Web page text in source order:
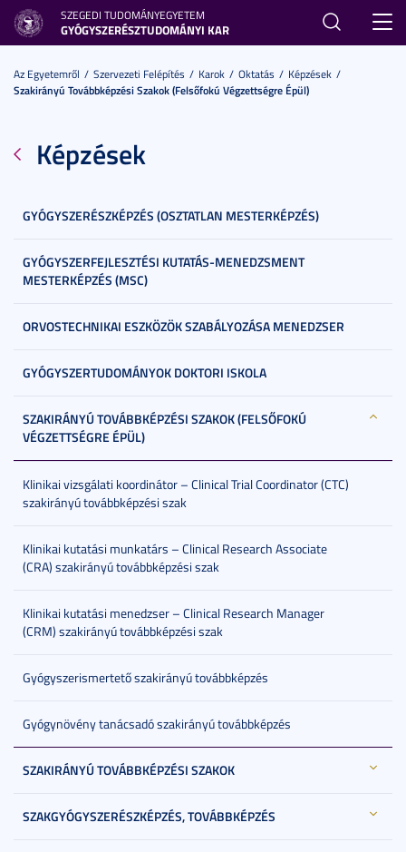
SZEGEDI TUDOMÁNYEGYETEM
GYÓGYSZERÉSZTUDOMÁNYI KAR
Az Egyetemről Szervezeti Felépítés Karok Oktatás
Képzések
Szakirányú Továbbképzési Szakok (felsőfokú Végzettségre Épül)
Képzések
GYÓGYSZERÉSZKÉPZÉS (OSZTATLAN MESTERKÉPZÉS)
GYÓGYSZERFEJLESZTÉSI KUTATÁS-MENEDZSMENT
MESTERKÉPZÉS (MSC)
ORVOSTECHNIKAI ESZKÖZÖK SZABÁLYOZÁSA MENEDZSER
GYÓGYSZERTUDOMÁNYOK DOKTORI ISKOLA
SZAKIRÁNYÚ TOVÁBBKÉPZÉSI SZAKOK (FELSŐFOKÚ
VÉGZETTSÉGRE ÉPÜL)
Klinikai vizsgálati koordinátor – Clinical Trial Coordinator (CTC)
szakirányú továbbképzési szak
Klinikai kutatási munkatárs – Clinical Research Associate
(CRA) szakirányú továbbképzési szak
Klinikai kutatási menedzser – Clinical Research Manager
(CRM) szakirányú továbbképzési szak
Gyógyszerismertető szakirányú továbbképzés
Gyógynövény tanácsadó szakirányú továbbképzés
SZAKIRÁNYÚ TOVÁBBKÉPZÉSI SZAKOK
SZAKGYÓGYSZERÉSZKÉPZÉS, TOVÁBBKÉPZÉS